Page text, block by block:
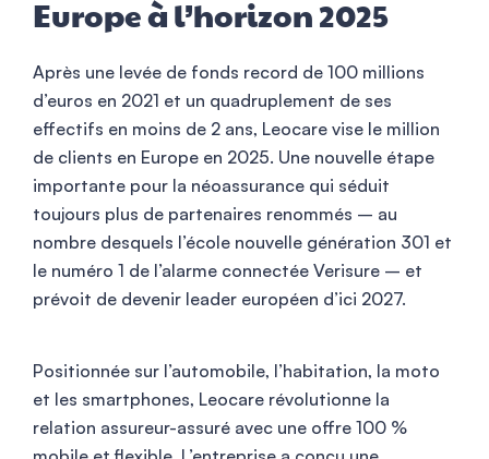
Europe à l’horizon 2025
Après une levée de fonds record de 100 millions
d’euros en 2021 et un quadruplement de ses
effectifs en moins de 2 ans, Leocare vise le million
de clients en Europe en 2025. Une nouvelle étape
importante pour la néoassurance qui séduit
toujours plus de partenaires renommés – au
nombre desquels l’école nouvelle génération 301 et
le numéro 1 de l’alarme connectée Verisure – et
prévoit de devenir leader européen d’ici 2027.
Positionnée sur l’automobile, l’habitation, la moto
et les smartphones, Leocare révolutionne la
relation assureur-assuré avec une offre 100 %